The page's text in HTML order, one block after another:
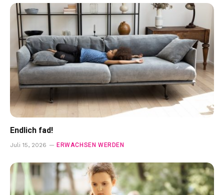
Endlich fad!
Juli 15, 2026 ERWACHSEN WERDEN